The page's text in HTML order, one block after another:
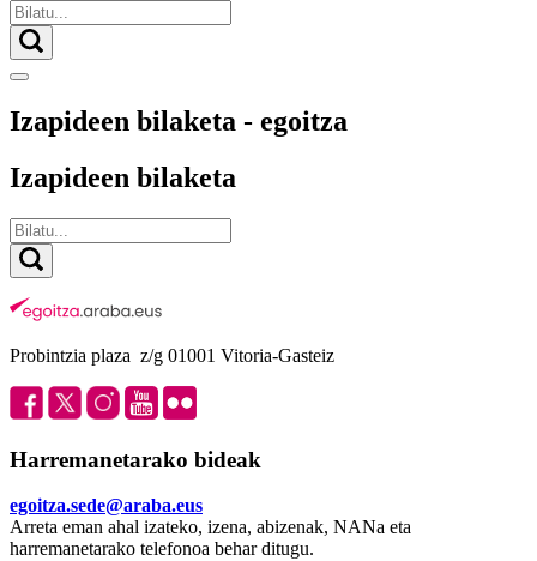
Izapideen bilaketa - egoitza
Izapideen bilaketa
Probintzia plaza z/g 01001 Vitoria-Gasteiz
Harremanetarako bideak
egoitza.sede@araba.eus
Arreta eman ahal izateko, izena, abizenak, NANa eta
harremanetarako telefonoa behar ditugu.